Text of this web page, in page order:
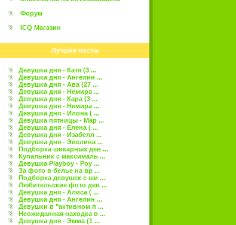
Форум
ICQ Магазин
Лучшие посты
Девушка дня - Катя (3 ...
Девушка дня - Ангелин ...
Девушка дня - Ава (27 ...
Девушка дня - Немира ...
Девушка дня - Кара (3 ...
Девушка дня - Немира ...
Девушка дня - Илона ( ...
Девушка пятницы - Мар ...
Девушка дня - Елена ( ...
Девушка дня - Изабелл ...
Девушка дня - Эвелина ...
Подборка шикарных дев ...
Купальник с максималь ...
Девушка Playboy - Роу ...
За фото в белье на вр ...
Подборка девушек с ши ...
Любительские фото дев ...
Девушка дня - Алиса ( ...
Девушка дня - Ангелин ...
Девушки в "активном п ...
Неожиданная находка в ...
Девушка дня - Эмма (1 ...